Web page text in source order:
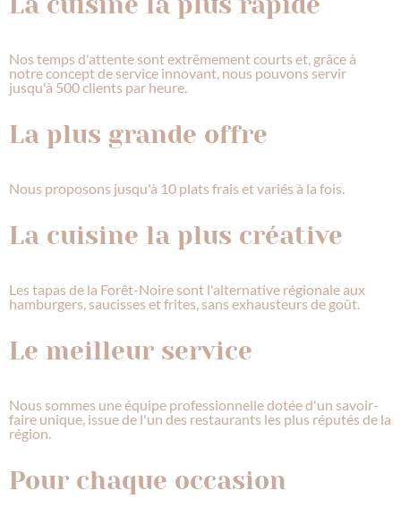
Nos temps d'attente sont extrêmement courts et, grâce à
notre concept de service innovant, nous pouvons servir
jusqu'à 500 clients par heure.
La plus grande offre
Nous proposons jusqu'à 10 plats frais et variés à la fois.
La cuisine la plus créative
Les tapas de la Forêt-Noire sont l'alternative régionale aux
hamburgers, saucisses et frites, sans exhausteurs de goût.
Le meilleur service
Nous sommes une équipe professionnelle dotée d'un savoir-
faire unique, issue de l'un des restaurants les plus réputés de la
région.
Pour chaque occasion